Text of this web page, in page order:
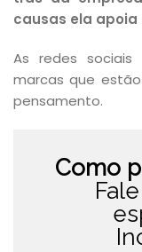
causas ela apoia
As redes
marcas que
pensamento.
Como